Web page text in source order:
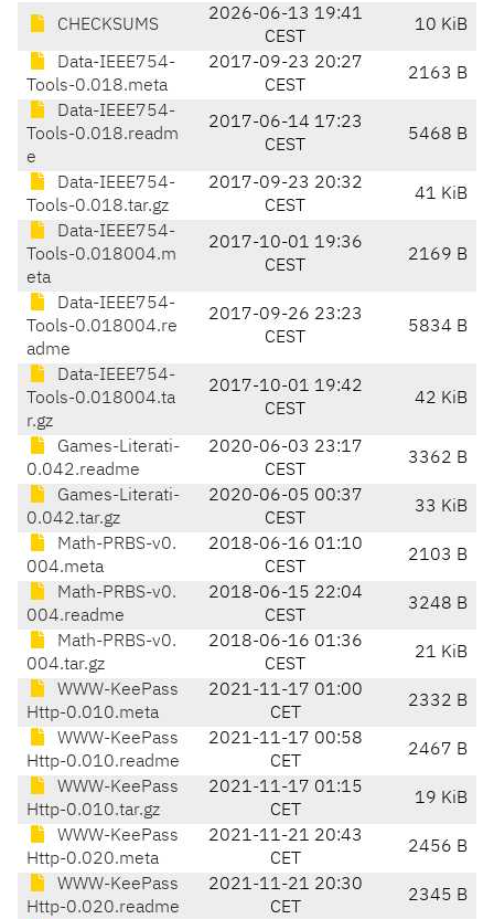
CHECKSUMS
2026-06-13 19:41
CEST
10 KiB
Data-IEEE754-
Tools-0.018.meta
2017-09-23 20:27
CEST
2163 B
Data-IEEE754-
Tools-0.018.readm
e
2017-06-14 17:23
CEST
5468 B
Data-IEEE754-
Tools-0.018.tar.gz
2017-09-23 20:32
CEST
41 KiB
Data-IEEE754-
Tools-0.018004.m
eta
2017-10-01 19:36
CEST
2169 B
Data-IEEE754-
Tools-0.018004.re
adme
2017-09-26 23:23
CEST
5834 B
Data-IEEE754-
Tools-0.018004.ta
r.gz
2017-10-01 19:42
CEST
42 KiB
Games-Literati-
0.042.readme
2020-06-03 23:17
CEST
3362 B
Games-Literati-
0.042.tar.gz
2020-06-05 00:37
CEST
33 KiB
Math-PRBS-v0.
004.meta
2018-06-16 01:10
CEST
2103 B
Math-PRBS-v0.
004.readme
2018-06-15 22:04
CEST
3248 B
Math-PRBS-v0.
004.tar.gz
2018-06-16 01:36
CEST
21 KiB
WWW-KeePass
Http-0.010.meta
2021-11-17 01:00
CET
2332 B
WWW-KeePass
Http-0.010.readme
2021-11-17 00:58
CET
2467 B
WWW-KeePass
Http-0.010.tar.gz
2021-11-17 01:15
CET
19 KiB
WWW-KeePass
Http-0.020.meta
2021-11-21 20:43
CET
2456 B
WWW-KeePass
Http-0.020.readme
2021-11-21 20:30
CET
2345 B